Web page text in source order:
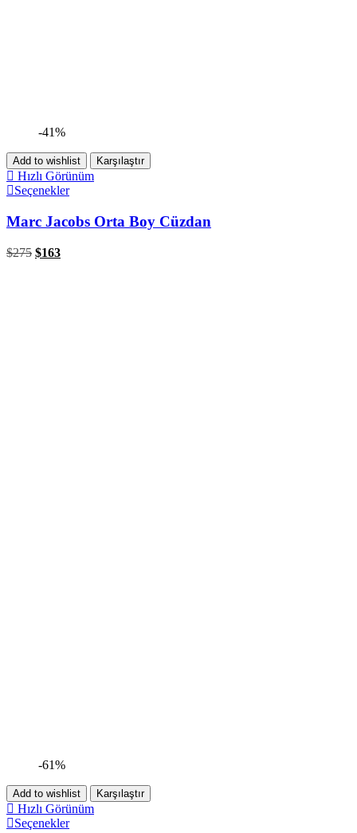
-41%
Add to wishlist Karşılaştır
Hızlı Görünüm
Seçenekler
Marc Jacobs Orta Boy Cüzdan
$275 $163
-61%
Add to wishlist Karşılaştır
Hızlı Görünüm
Seçenekler